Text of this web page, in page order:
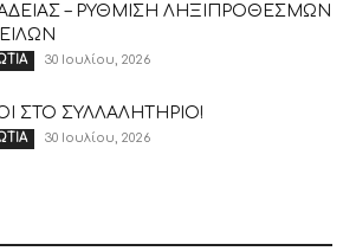
– ΡΥΘΜΙΣΗ ΛΗΞΙΠΡΟΘΕΣΜΩΝ
30 Ιουλίου, 2026
ΣΤΟ ΣΥΛΛΑΛΗΤΗΡΙΟ!
30 Ιουλίου, 2026